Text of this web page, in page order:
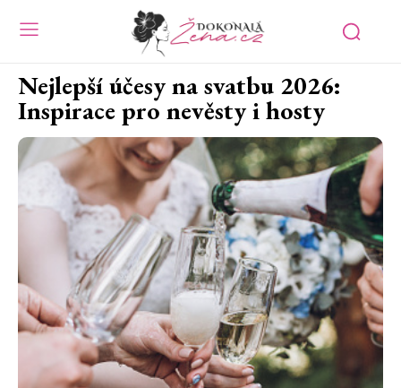
Nejlepší účesy na svatbu 2026:
Inspirace pro nevěsty i hosty